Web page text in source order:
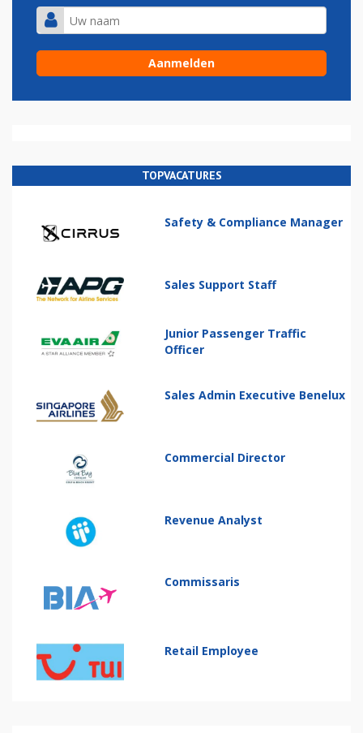
TOPVACATURES
Safety & Compliance Manager
Sales Support Staff
Junior Passenger Traffic
Officer
Sales Admin Executive Benelux
Commercial Director
Revenue Analyst
Commissaris
Retail Employee